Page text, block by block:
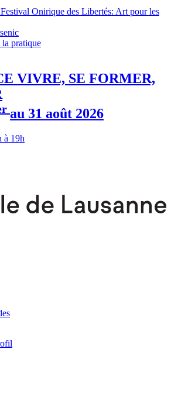
Onirique des Libertés: Art pour les
pratique
VIVRE, SE FORMER,
au 31 août 2026
à 19h